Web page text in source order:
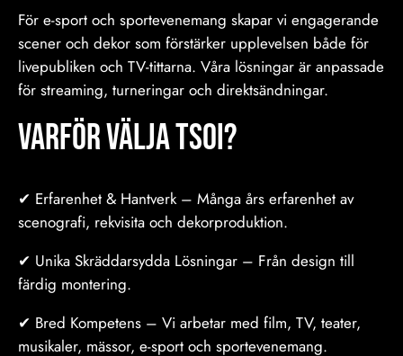
För e-sport och sportevenemang skapar vi engagerande
scener och dekor som förstärker upplevelsen både för
livepubliken och TV-tittarna. Våra lösningar är anpassade
för streaming, turneringar och direktsändningar.
Varför Välja TSOI?
✔ Erfarenhet & Hantverk – Många års erfarenhet av
scenografi, rekvisita och dekorproduktion.
✔ Unika Skräddarsydda Lösningar – Från design till
färdig montering.
✔ Bred Kompetens – Vi arbetar med film, TV, teater,
musikaler, mässor, e-sport och sportevenemang.